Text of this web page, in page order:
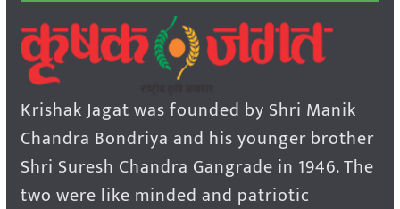
Krishak Jagat was founded by Shri Manik
Chandra Bondriya and his younger brother
Shri Suresh Chandra Gangrade in 1946. The
two were like minded and patriotic